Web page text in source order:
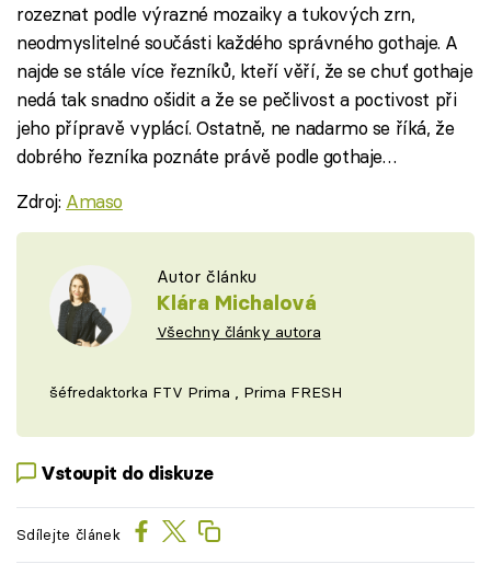
rozeznat podle výrazné mozaiky a tukových zrn,
neodmyslitelné součásti každého správného gothaje. A
najde se stále více řezníků, kteří věří, že se chuť gothaje
nedá tak snadno ošidit a že se pečlivost a poctivost při
jeho přípravě vyplácí. Ostatně, ne nadarmo se říká, že
dobrého řezníka poznáte právě podle gothaje…
Zdroj: Amaso
Autor článku
Klára Michalová
Všechny články autora
šéfredaktorka FTV Prima , Prima FRESH
Vstoupit do diskuze
Sdílejte článek